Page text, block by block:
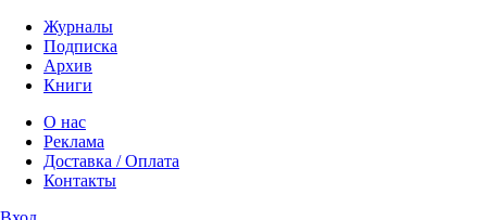
Журналы
Подписка
Архив
Книги
О нас
Реклама
Доставка / Оплата
Контакты